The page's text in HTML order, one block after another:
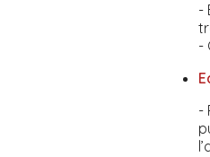
-
-
-